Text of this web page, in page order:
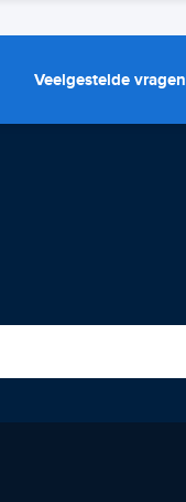
Veelgestelde vragen